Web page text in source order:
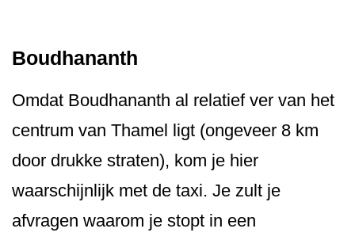
Boudhananth
Omdat Boudhananth al relatief ver van het
centrum van Thamel ligt (ongeveer 8 km
door drukke straten), kom je hier
waarschijnlijk met de taxi. Je zult je
afvragen waarom je stopt in een